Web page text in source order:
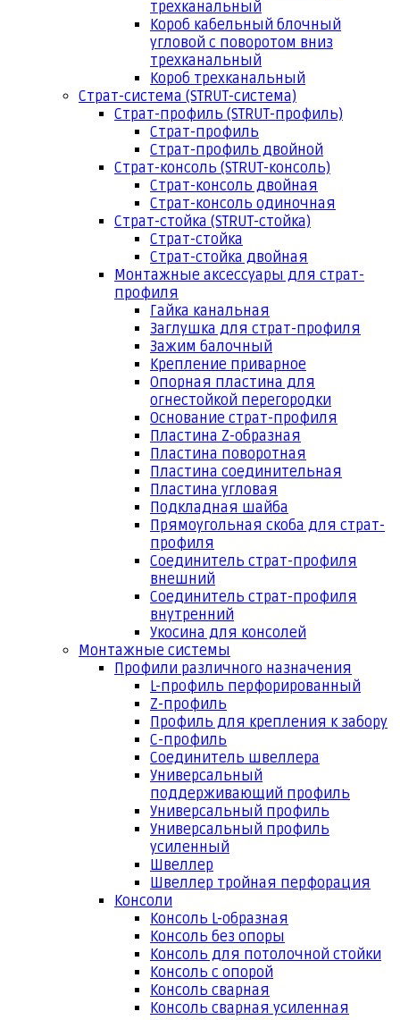
трехканальный
Короб кабельный блочный
угловой с поворотом вниз
трехканальный
Короб трехканальный
Страт-система (STRUT-система)
Страт-профиль (STRUT-профиль)
Страт-профиль
Страт-профиль двойной
Страт-консоль (STRUT-консоль)
Страт-консоль двойная
Страт-консоль одиночная
Страт-стойка (STRUT-стойка)
Страт-стойка
Страт-стойка двойная
Монтажные аксессуары для страт-
профиля
Гайка канальная
Заглушка для страт-профиля
Зажим балочный
Крепление приварное
Опорная пластина для
огнестойкой перегородки
Основание страт-профиля
Пластина Z-образная
Пластина поворотная
Пластина соединительная
Пластина угловая
Подкладная шайба
Прямоугольная скоба для страт-
профиля
Соединитель страт-профиля
внешний
Соединитель страт-профиля
внутренний
Укосина для консолей
Монтажные системы
Профили различного назначения
L-профиль перфорированный
Z-профиль
Профиль для крепления к забору
С-профиль
Соединитель швеллера
Универсальный
поддерживающий профиль
Универсальный профиль
Универсальный профиль
усиленный
Швеллер
Швеллер тройная перфорация
Консоли
Консоль L-образная
Консоль без опоры
Консоль для потолочной стойки
Консоль с опорой
Консоль сварная
Консоль сварная усиленная